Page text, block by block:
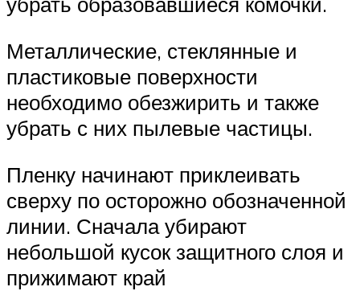
Металлические, стеклянные и
пластиковые поверхности
необходимо обезжирить и также
убрать с них пылевые частицы.
Пленку начинают приклеивать
сверху по осторожно обозначенной
линии. Сначала убирают
небольшой кусок защитного слоя и
прижимают край